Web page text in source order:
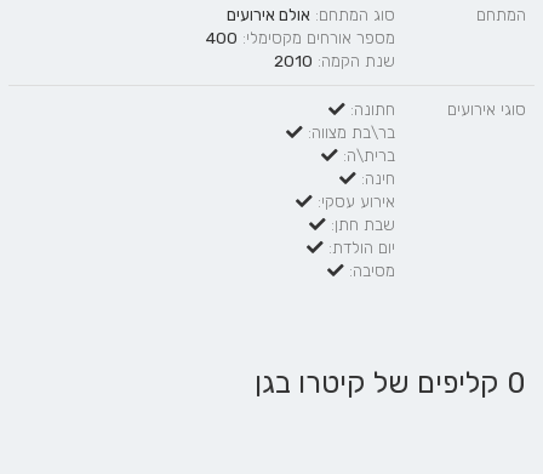
המתחם סוג המתחם: אולם אירועים
מספר אורחים מקסימלי: 400
שנת הקמה: 2010
סוגי אירועים
חתונה:
בר\בת מצווה:
ברית\ה:
חינה:
אירוע עסקי:
שבת חתן:
יום הולדת:
מסיבה:
0 קליפים של קיטרו בגן